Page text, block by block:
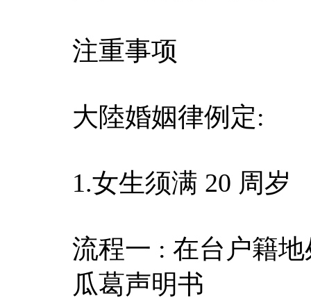
注重事项
大陸婚姻律例定:
1.女生须满 20 周岁
流程一 : 在台户籍
瓜葛声明书